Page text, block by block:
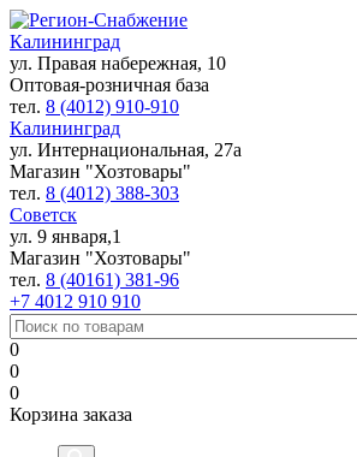
Калининград
ул. Правая набережная, 10
Оптовая-розничная база
тел. 8 (4012) 910-910
Калининград
ул. Интернациональная, 27а
Магазин "Хозтовары"
тел. 8 (4012) 388-303
Советск
ул. 9 января,1
Магазин "Хозтовары"
тел. 8 (40161) 381-96
+7 4012 910 910
0
0
0
Корзина заказа